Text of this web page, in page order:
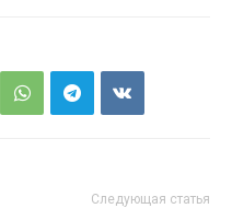
Следующая статья